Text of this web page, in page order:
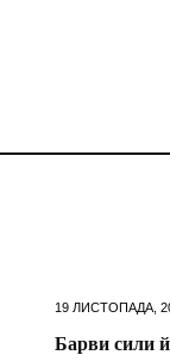
19 ЛИСТОПАДА,
Барви сили й